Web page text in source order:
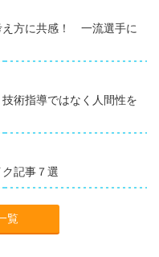
え方に共感！ 一流選手に
術指導ではなく人間性を
記事７選
覧